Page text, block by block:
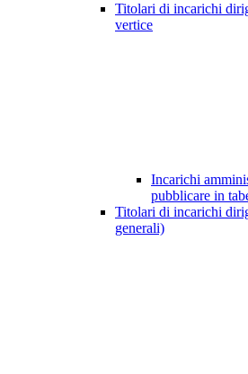
Titolari di incarichi
vertice
Incarichi
pubblicare in
Titolari di incarichi
generali)